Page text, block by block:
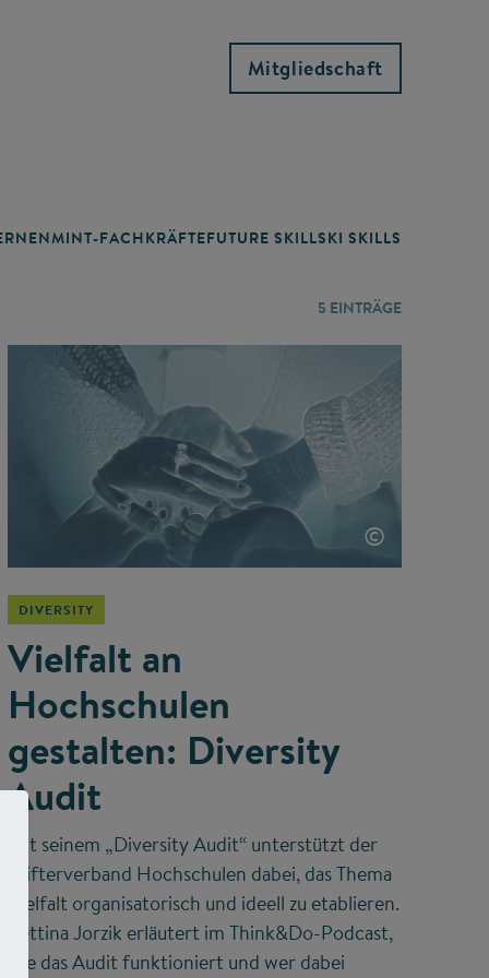
Mitgliedschaft
MINT-FACHKRÄFTEFUTURE SKILLSKI SKILLS
5 EINTRÄGE
©
DIVERSITY
Vielfalt an
Hochschulen
gestalten: Diversity
Audit
Mit seinem „Diversity Audit“ unterstützt der
Stifterverband Hochschulen dabei, das Thema
Vielfalt organisatorisch und ideell zu etablieren.
Bettina Jorzik erläutert im Think&Do-Podcast,
wie das Audit funktioniert und wer dabei